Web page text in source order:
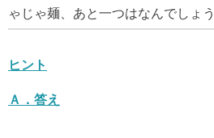
ゃじゃ麺、あと一つはなんでしょ
ヒント
Ａ． 答え